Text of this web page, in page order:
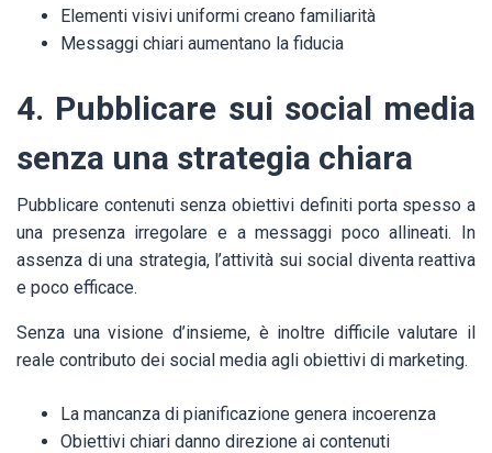
Elementi visivi uniformi creano familiarità
Messaggi chiari aumentano la fiducia
4. Pubblicare sui social media
senza una strategia chiara
Pubblicare contenuti senza obiettivi definiti porta spesso a
una presenza irregolare e a messaggi poco allineati. In
assenza di una strategia, l’attività sui social diventa reattiva
e poco efficace.
Senza una visione d’insieme, è inoltre difficile valutare il
reale contributo dei social media agli obiettivi di marketing.
La mancanza di pianificazione genera incoerenza
Obiettivi chiari danno direzione ai contenuti